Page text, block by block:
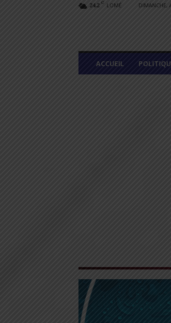
24.2 C LOMÉ DIMANCHE,
L
M
ACCUEIL